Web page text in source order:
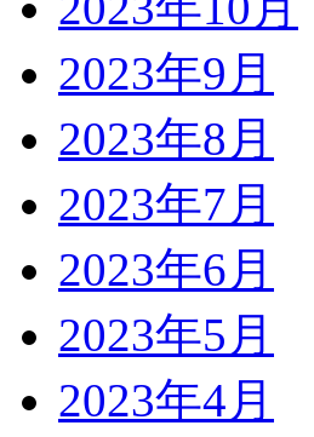
2023年9月
2023年8月
2023年7月
2023年6月
2023年5月
2023年4月